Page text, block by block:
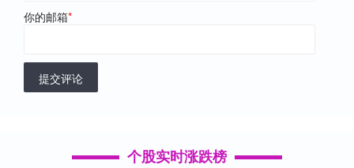
你的邮箱*
提交评论
个股实时涨跌榜